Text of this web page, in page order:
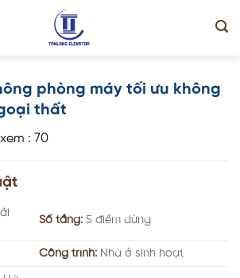
phòng máy tối ưu không
thất
: 70
Số tầng: 5 điểm dừng
Công trình: Nhà ở sinh hoạt